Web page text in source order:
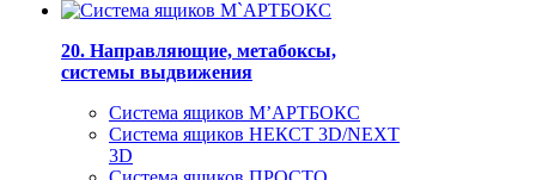
20. Направляющие, метабоксы,
системы выдвижения
Система ящиков М’АРТБОКС
Система ящиков НЕКСТ 3D/NEXT
3D